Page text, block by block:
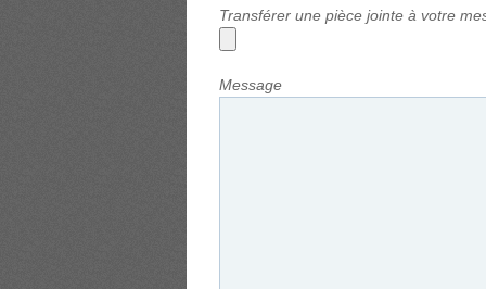
Transférer une pièce jointe à votre
Message